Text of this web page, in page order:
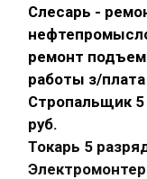
Слесарь -
ремонт
работы з/
Стропальщик 5
руб.
Токарь 5